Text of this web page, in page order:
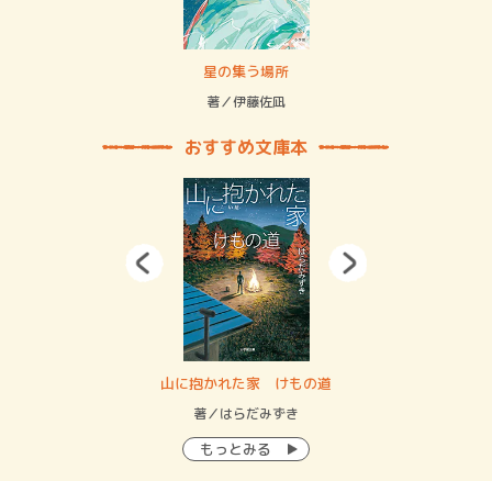
星の集う場所
著／伊藤佐凪
おすすめ文庫本
山に抱かれた家 けもの道
著／はらだみずき
もっとみる